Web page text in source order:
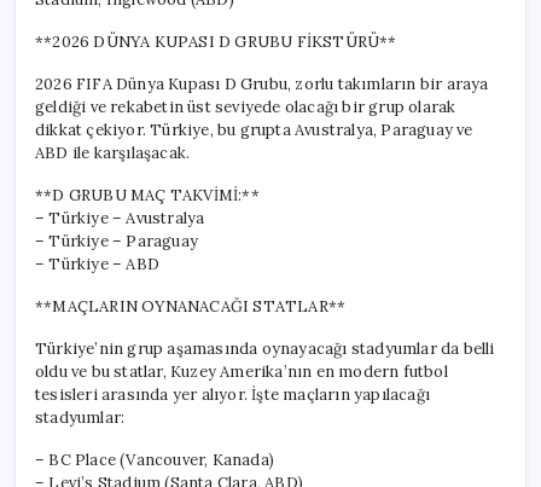
**2026 DÜNYA KUPASI D GRUBU FİKSTÜRÜ**
2026 FIFA Dünya Kupası D Grubu, zorlu takımların bir araya
geldiği ve rekabetin üst seviyede olacağı bir grup olarak
dikkat çekiyor. Türkiye, bu grupta Avustralya, Paraguay ve
ABD ile karşılaşacak.
**D GRUBU MAÇ TAKVİMİ:**
– Türkiye – Avustralya
– Türkiye – Paraguay
– Türkiye – ABD
**MAÇLARIN OYNANACAĞI STATLAR**
Türkiye’nin grup aşamasında oynayacağı stadyumlar da belli
oldu ve bu statlar, Kuzey Amerika’nın en modern futbol
tesisleri arasında yer alıyor. İşte maçların yapılacağı
stadyumlar:
– BC Place (Vancouver, Kanada)
– Levi’s Stadium (Santa Clara, ABD)